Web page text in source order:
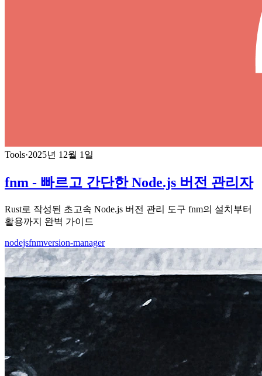
Tools·2025년 12월 1일
fnm - 빠르고 간단한 Node.js 버전 관리자
Rust로 작성된 초고속 Node.js 버전 관리 도구 fnm의 설치부터
활용까지 완벽 가이드
nodejsfnmversion-manager